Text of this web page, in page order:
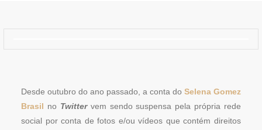
Desde outubro do ano passado, a conta do Selena Gomez
Brasil no Twittervem sendo suspensa pela própria rede
social por conta de fotos e/ou vídeos que contém direitos